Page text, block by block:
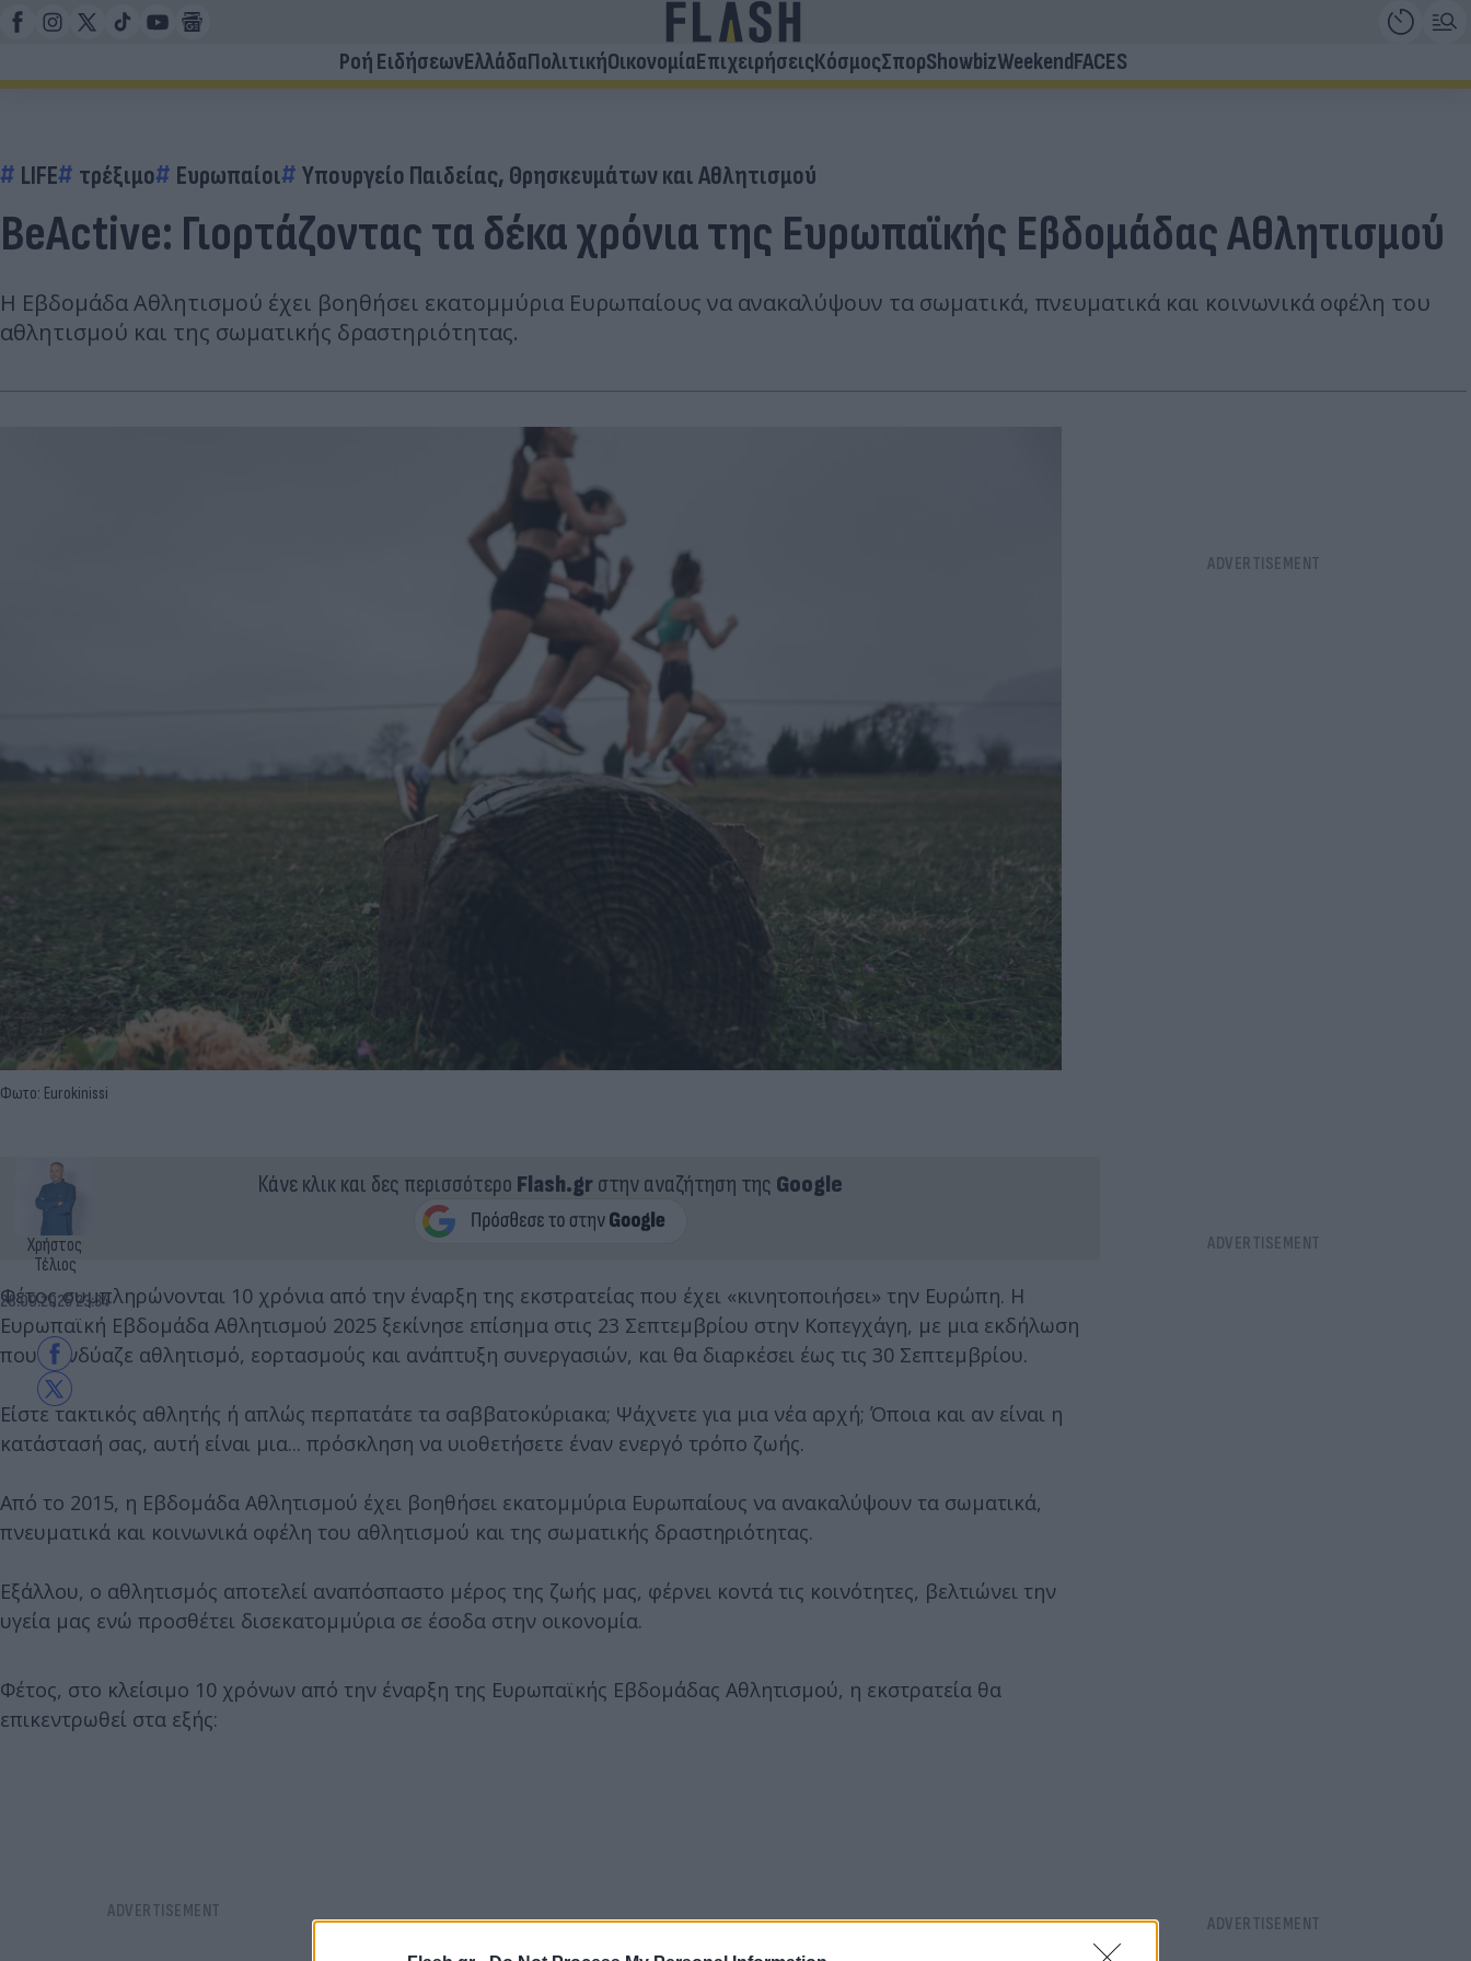
Ροή ΕιδήσεωνΕλλάδαΠολιτικήΟικονομίαΕπιχειρήσειςΚόσμοςΣπορShowbizWeekendFACES
LIFE τρέξιμο Ευρωπαίοι Υπουργείο Παιδείας, Θρησκευμάτων και Αθλητισμού
BeActive: Γιορτάζοντας τα δέκα χρόνια της Ευρωπαϊκής Εβδομάδας Αθλητισμού
Η Εβδομάδα Αθλητισμού έχει βοηθήσει εκατομμύρια Ευρωπαίους να ανακαλύψουν τα σωματικά, πνευματικά και κοινωνικά οφέλη του
αθλητισμού και της σωματικής δραστηριότητας.
Φωτο: Eurokinissi
Χρήστος
Τέλιος
28.09.2025 23:34
Κάνε κλικ και δες περισσότερο Flash.grστην αναζήτηση της Google
Φέτος συμπληρώνονται 10 χρόνια από την έναρξη της εκστρατείας που έχει «κινητοποιήσει» την Ευρώπη. Η
Ευρωπαϊκή Εβδομάδα Αθλητισμού 2025 ξεκίνησε επίσημα στις 23 Σεπτεμβρίου στην Κοπεγχάγη, με μια εκδήλωση
που συνδύαζε αθλητισμό, εορτασμούς και ανάπτυξη συνεργασιών, και θα διαρκέσει έως τις 30 Σεπτεμβρίου.
Είστε τακτικός αθλητής ή απλώς περπατάτε τα σαββατοκύριακα; Ψάχνετε για μια νέα αρχή; Όποια και αν είναι η
κατάστασή σας, αυτή είναι μια... πρόσκληση να υιοθετήσετε έναν ενεργό τρόπο ζωής.
Από το 2015, η Εβδομάδα Αθλητισμού έχει βοηθήσει εκατομμύρια Ευρωπαίους να ανακαλύψουν τα σωματικά,
πνευματικά και κοινωνικά οφέλη του αθλητισμού και της σωματικής δραστηριότητας.
Εξάλλου, ο αθλητισμός αποτελεί αναπόσπαστο μέρος της ζωής μας, φέρνει κοντά τις κοινότητες, βελτιώνει την
υγεία μας ενώ προσθέτει δισεκατομμύρια σε έσοδα στην οικονομία.
Φέτος, στο κλείσιμο 10 χρόνων από την έναρξη της Ευρωπαϊκής Εβδομάδας Αθλητισμού, η εκστρατεία θα
επικεντρωθεί στα εξής: